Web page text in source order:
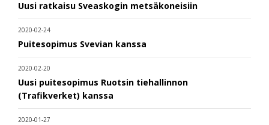
Uusi ratkaisu Sveaskogin metsäkoneisiin
2020-02-24
Puitesopimus Svevian kanssa
2020-02-20
Uusi puitesopimus Ruotsin tiehallinnon
(Trafikverket) kanssa
2020-01-27